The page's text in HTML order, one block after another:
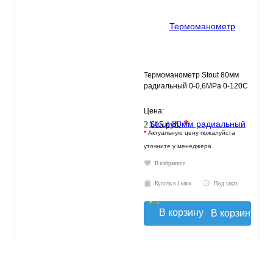
Термоманометр Stout 80мм
радиальный 0-0,6МРа 0-120С
Цена:
2 615 руб.*
* Актуальную цену пожалуйста
уточните у менеджера
В избранное
Купить в 1 клик Под заказ
В корзину